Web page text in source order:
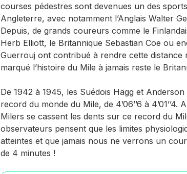
courses pédestres sont devenues un des
Angleterre, avec notamment l’Anglais Walter
Depuis, de grands coureurs comme le
Herb Elliott, le Britannique Sebastian Coe ou
Guerrouj ont contribué à rendre cette distance
marqué l’histoire du Mile à jamais reste le
De 1942 à 1945, les Suédois Hägg et
record du monde du Mile, de 4’06’’6 à
Milers se cassent les dents sur ce record du
observateurs pensent que les limites
atteintes et que jamais nous ne verrons un
de 4 minutes !